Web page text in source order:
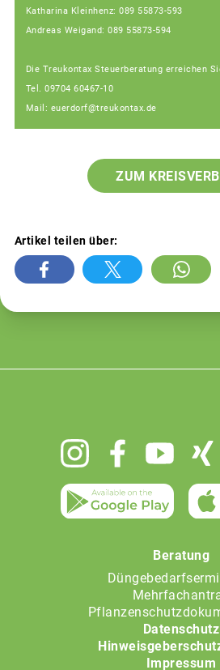
Katharina Kleinhenz: 089 55873-593
Andreas Weigand: 089 55873-594
Die Treukontax Steuerberatung erreichen
Tel. 09704 60467-10
Mail: euerdorf@treukontax.de
ZUM
Artikel teilen über:
Beratung
Datenschutz
Impressum